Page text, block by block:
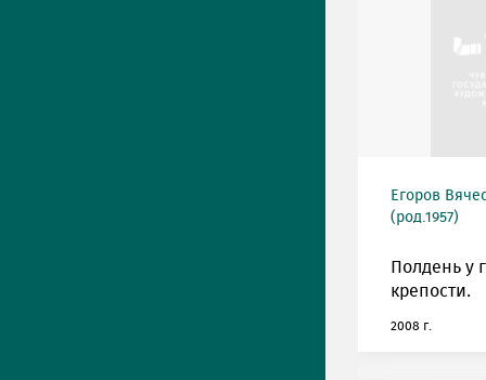
Егоров
(род.1957)
Полдень у
крепости.
2008 г.